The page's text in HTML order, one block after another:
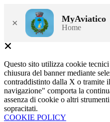
× MyAviatico
Home
Questo sito utilizza cookie
chiusura del banner mediante
contraddistinto dalla X o tramite
navigazione" comporta la
assenza di cookie o altri
sopracitati.
COOKIE POLICY